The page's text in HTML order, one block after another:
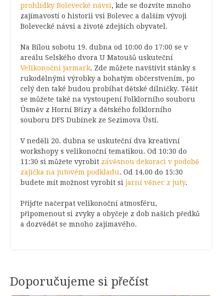
prohlídky Bolevecké návsi, kde se dozvíte mnoho
zajímavostí o historii vsi Bolevec a dalším vývoji
Bolevecké návsi a životě zdejších obyvatel.
Na Bílou sobotu 19. dubna od 10:00 do 17:00 se v
areálu Selského dvora U Matoušů uskuteční
Velikonoční jarmark. Zde můžete navštívit stánky s
rukodělnými výrobky a bohatým občerstvením, po
celý den také budou probíhat dětské dílničky. Těšit
se můžete také na vystoupení Folklorního souboru
Úsměv z Horní Břízy a dětského folklorního
souboru DFS Dubínek ze Sezimova Ústí.
V neděli 20. dubna se uskuteční dva kreativní
workshopy s velikonoční tematikou. Od 10:30 do
11:30 si můžete vyrobit závěsnou dekoraci v podobě
zajíčka na jutovém podkladu. Od 14.00 do 15:30
budete mít možnost vyrobit si jarní věnec z juty.
Přijďte načerpat velikonoční atmosféru,
připomenout si zvyky a obyčeje z dob našich předků
a dozvědět se mnoho zajímavého.
Doporučujeme si přečíst